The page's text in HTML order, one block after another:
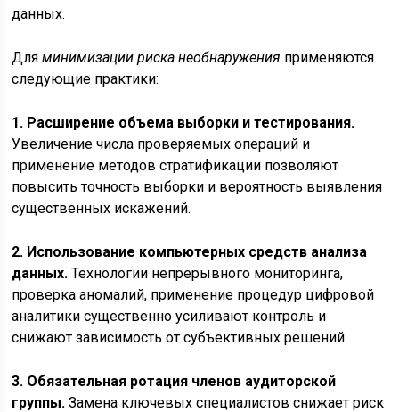
данных.
Дляминимизации риска необнаружения применяются
следующие практики:
1. Расширение объема выборки и тестирования.
Увеличение числа проверяемых операций и
применение методов стратификации позволяют
повысить точность выборки и вероятность выявления
существенных искажений.
2. Использование компьютерных средств анализа
данных. Технологии непрерывного мониторинга,
проверка аномалий, применение процедур цифровой
аналитики существенно усиливают контроль и
снижают зависимость от субъективных решений.
3. Обязательная ротация членов аудиторской
группы. Замена ключевых специалистов снижает риск